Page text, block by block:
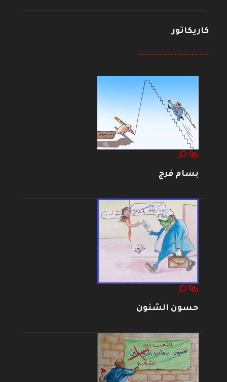
كاريكاتور
--------------------
بسام فرج
حسون الشنون